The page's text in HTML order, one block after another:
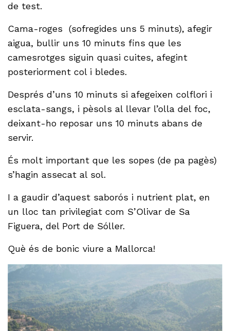
de test.
Cama-roges (sofregides uns 5 minuts), afegir
aigua, bullir uns 10 minuts fins que les
camesrotges siguin quasi cuites, afegint
posteriorment col i bledes.
Després d’uns 10 minuts si afegeixen colflori i
esclata-sangs, i pèsols al llevar l’olla del foc,
deixant-ho reposar uns 10 minuts abans de
servir.
És molt important que les sopes (de pa pagès)
s’hagin assecat al sol.
I a gaudir d’aquest saborós i nutrient plat, en
un lloc tan privilegiat com S’Olivar de Sa
Figuera, del Port de Sóller.
Què és de bonic viure a Mallorca!